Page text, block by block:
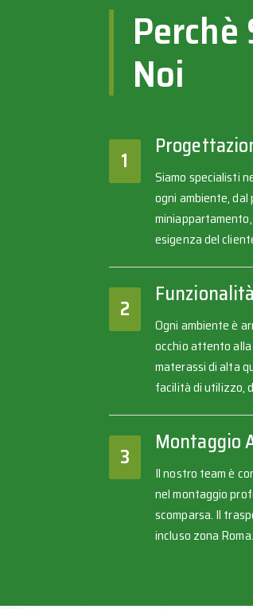
Noi
1
Siamo specialisti
ogni ambiente, dal
esigenza del
2
Ogni ambiente è
occhio attento
materassi di alta
facilità di utilizzo,
3 Montaggio
Il nostro team è
nel montaggio
scomparsa. Il
incluso zona Roma.